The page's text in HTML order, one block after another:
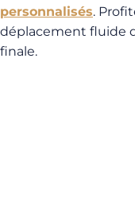
personnalisés.
déplacement fluide
finale.